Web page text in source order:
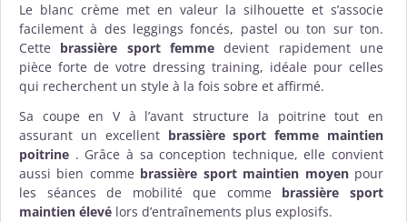
Le blanc crème met en valeur la silhouette et s’associe
facilement à des leggings foncés, pastel ou ton sur ton.
Cette brassière sport femme devient rapidement une
pièce forte de votre dressing training, idéale pour celles
qui recherchent un style à la fois sobre et affirmé.
Sa coupe en V à l’avant structure la poitrine tout en
assurant un excellent brassière sport femme maintien
poitrine . Grâce à sa conception technique, elle convient
aussi bien comme brassière sport maintien moyenpour
les séances de mobilité que comme brassière sport
maintien élevé lors d’entraînements plus explosifs.